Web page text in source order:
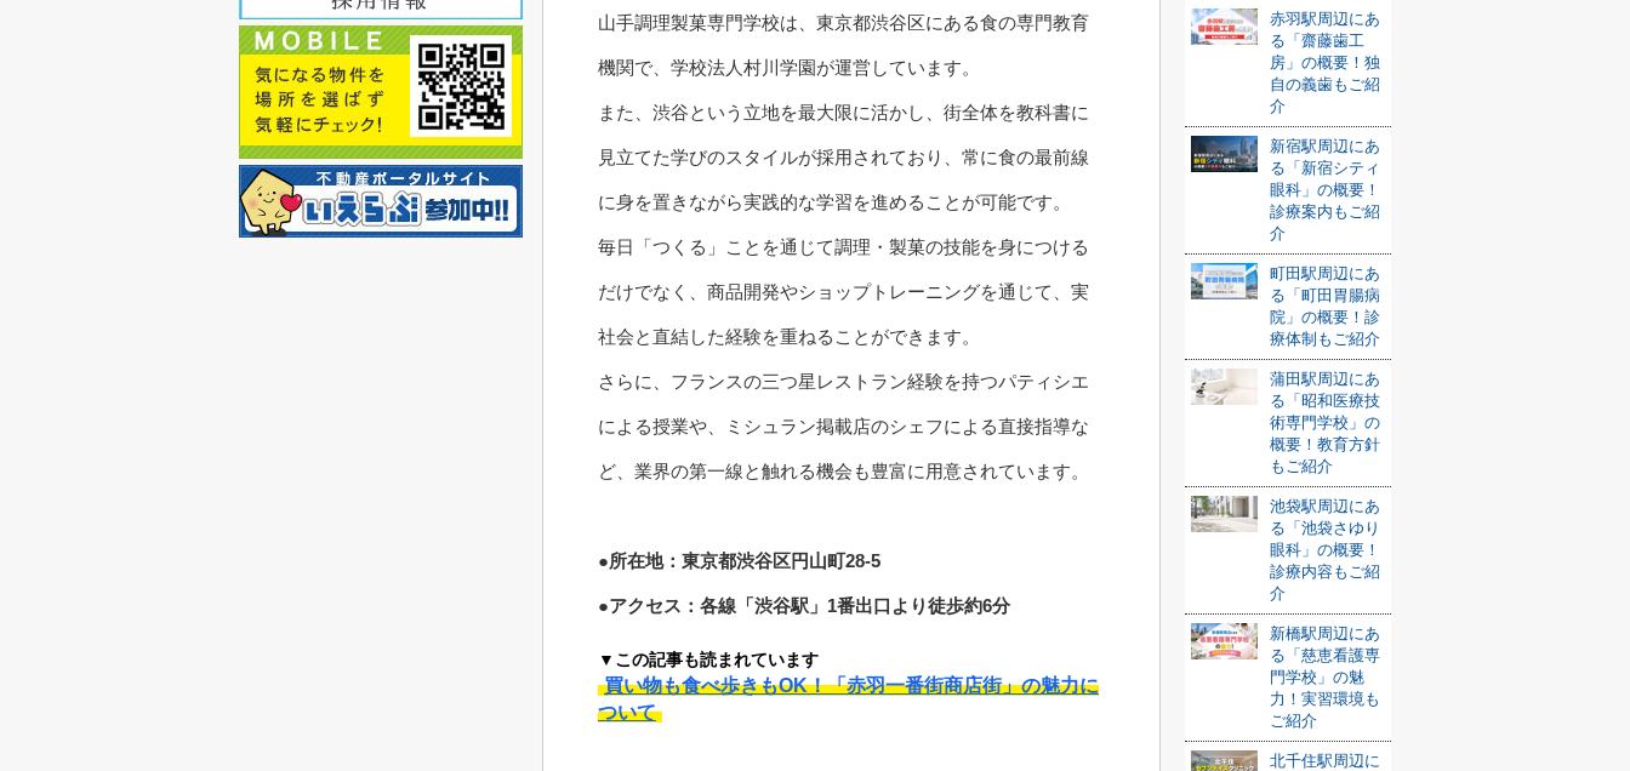
山手調理製菓専門学校は、東京都渋谷区にある食の専門教育
機関で、学校法人村川学園が運営しています。
また、渋谷という立地を最大限に活かし、街全体を教科書に
見立てた学びのスタイルが採用されており、常に食の最前線
に身を置きながら実践的な学習を進めることが可能です。
毎日「つくる」ことを通じて調理・製菓の技能を身につける
だけでなく、商品開発やショップトレーニングを通じて、実
社会と直結した経験を重ねることができます。
さらに、フランスの三つ星レストラン経験を持つパティシエ
による授業や、ミシュラン掲載店のシェフによる直接指導な
ど、業界の第一線と触れる機会も豊富に用意されています。
●所在地：東京都渋谷区円山町28-5
●アクセス：各線「渋谷駅」1番出口より徒歩約6分
▼この記事も読まれています
買い物も食べ歩きもOK！「赤羽一番街商店街」の魅力に
ついて
赤羽駅周辺にあ
る「齋藤歯工
房」の概要！独
自の義歯もご紹
介
新宿駅周辺にあ
る「新宿シティ
眼科」の概要！
診療案内もご紹
介
町田駅周辺にあ
る「町田胃腸病
院」の概要！診
療体制もご紹介
蒲田駅周辺にあ
る「昭和医療技
術専門学校」の
概要！教育方針
もご紹介
池袋駅周辺にあ
る「池袋さゆり
眼科」の概要！
診療内容もご紹
介
新橋駅周辺にあ
る「慈恵看護専
門学校」の魅
力！実習環境も
ご紹介
北千住駅周辺に